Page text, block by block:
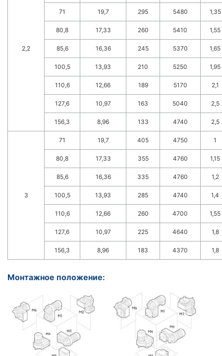
2,2
71 19,7 295 5480 1,35
80,8 17,33 260 5410 1,55
85,6 16,36 245 5370 1,65
100,5 13,93 210 5250 1,95
110,6 12,66 189 5170 2,1
127,6 10,97 163 5040 2,5
156,3 8,96 133 4740 2,5
3
71 19,7 405 4750 1
80,8 17,33 355 4760 1,15
85,6 16,36 335 4760 1,2
100,5 13,93 285 4740 1,4
110,6 12,66 260 4700 1,55
127,6 10,97 225 4640 1,8
156,3 8,96 183 4370 1,8
Монтажное положение: